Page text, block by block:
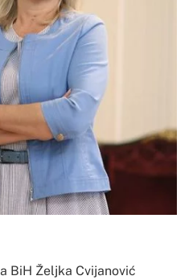
BiH Željka Cvijanović